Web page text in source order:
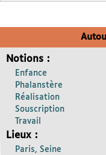
Notions :
Enfance
Phalanstère
Réalisation
Souscription
Travail
Lieux :
Paris, Seine